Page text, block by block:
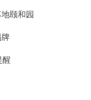
颐和园
牌
醒